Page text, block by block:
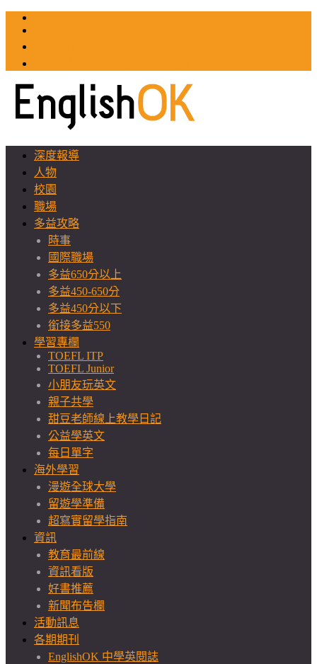
深度報導
人物
校園
職場
多益攻略
時事
國際職場
多益650分以上
多益450-650分
多益450分以下
銜接多益550
學習專欄
TOEFL ITP
TOEFL Junior
小朋友玩英文
親子共學
甜豆老師線上教學日記
公益學英文
每日單字
海外學習
漫遊全球大學
留遊學準備
超寫實留學指南
資訊
教育最前線
資訊看版
好書推薦
新聞布告欄
活動訊息
各期期刊
EnglishOK 中學英閱誌